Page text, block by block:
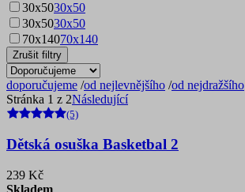
30x5030x50
30x5030x50
70x14070x140
Zrušit filtry
doporučujeme /od nejlevnějšího /od nejdražšího
Stránka 1 z 2Následující
(5)
Dětská osuška Basketbal 2
239 Kč
Skladem